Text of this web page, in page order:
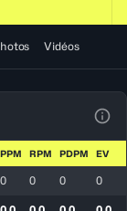
Vidéos
PPM RPM PDPM EV
0 0 0 0